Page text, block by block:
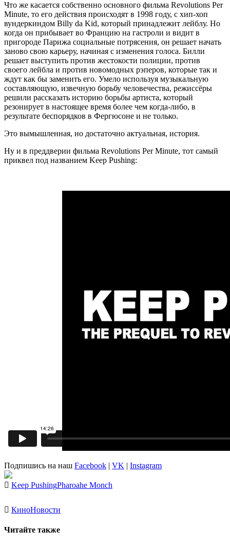
Что же касается собственно основного фильма Revolutions Per
Minute, то его действия происходят в 1998 году, с хип-хоп
вундеркиндом Billy da Kid, который принадлежит лейблу. Но
когда он прибывает во Францию ​​на гастроли и видит в
пригороде Парижа социальные потрясения, он решает начать
заново свою карьеру, начиная с изменения голоса. Билли
решает выступить против жестокости полиции, против
своего лейбла и против новомодных рэперов, которые так и
ждут как бы заменить его. Умело используя музыкальную
составляющую, извечную борьбу человечества, режиссёры
решили рассказать историю борьбы артиста, который
резонирует в настоящее время более чем когда-либо, в
результате беспорядков в Фергюсоне и не только.
Это вымышленная, но достаточно актуальная, история.
Ну и в преддверии фильма Revolutions Per Minute, тот самый
приквел под названием Keep Pushing:
Подпишись на наш Facebook | VK | Instagram
Keep PushingPharoahe Monch
КиноНовости
Читайте также